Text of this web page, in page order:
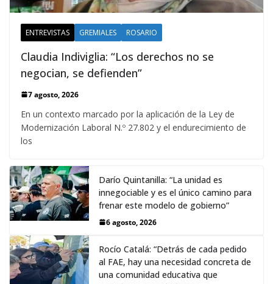
ENTREVISTAS GREMIALES ROSARIO
Claudia Indiviglia: “Los derechos no se
negocian, se defienden”
7 agosto, 2026
En un contexto marcado por la aplicación de la Ley de
Modernización Laboral N.º 27.802 y el endurecimiento de
los
Darío Quintanilla: “La unidad es
innegociable y es el único camino para
frenar este modelo de gobierno”
6 agosto, 2026
Rocío Catalá: “Detrás de cada pedido
al FAE, hay una necesidad concreta de
una comunidad educativa que